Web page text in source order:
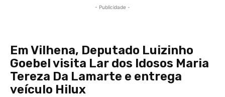
- Publicidade -
Em Vilhena, Deputado Luizinho
Goebel visita Lar dos Idosos Maria
Tereza Da Lamarte e entrega
veículo Hilux